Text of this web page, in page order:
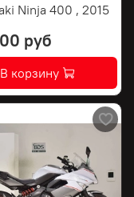
Ninja 400 , 2015
руб
В корзину